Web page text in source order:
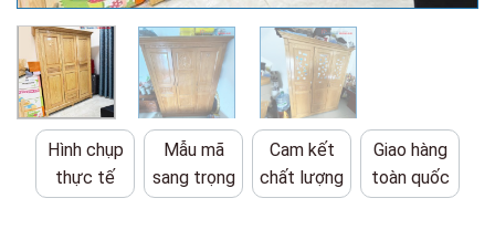
Hình chụp
thực tế
Mẫu mã
sang trọng
Cam kết
chất lượng
Giao hàng
toàn quốc